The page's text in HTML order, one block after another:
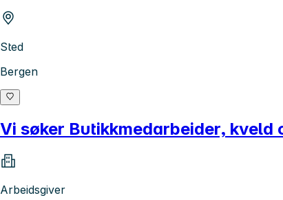
Sted
Bergen
Vi søker Butikkmedarbeider, kveld
Arbeidsgiver